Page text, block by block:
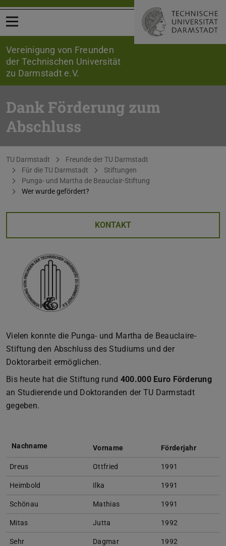
Menü öffnen
Vereinigung von Freunden
der Technischen Universität
zu Darmstadt e.V.
Dank Förderung zum
Abschluss
Sie befinden sich hier:
TU Darmstadt
Freunde der TU Darmstadt
Für die TU Darmstadt
Stiftungen
Punga- und Martha de Beauclair-Stiftung
Wer wurde gefördert?
KONTAKT
Vielen konnte die Punga- und Martha de Beauclaire-
Stiftung den Abschluss des Studiums und der
Doktorarbeit ermöglichen.
Bis heute hat die Stiftung rund 400.000 Euro Förderung
an Studierende und Doktoranden der TU Darmstadt
gegeben.
Nachname Vorname Förderjahr
Dreus Ottfried 1991
Heimbold Ilka 1991
Schönau Mathias 1991
Mitas Jutta 1992
Sehr Dagmar 1992